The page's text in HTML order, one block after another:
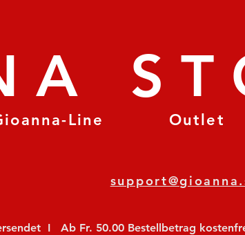
Line Outlet
78
I   Ab Fr. 50.00 Bestellbetrag